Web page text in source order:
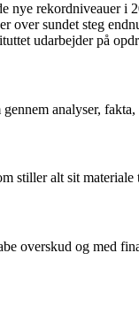
nye rekordniveauer i
over sundet steg
udarbejder på
analyser,
stiller alt sit materiale
overskud og med